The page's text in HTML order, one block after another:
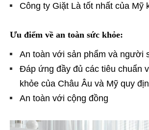
Công ty Giặt Là tốt nhất của Mỹ
Ưu điểm về an toàn sức khỏe:
An toàn với sản phẩm và người
Đáp ứng đầy đủ các tiêu chuẩn
khỏe của Châu Âu và Mỹ quy
An toàn với cộng đồng